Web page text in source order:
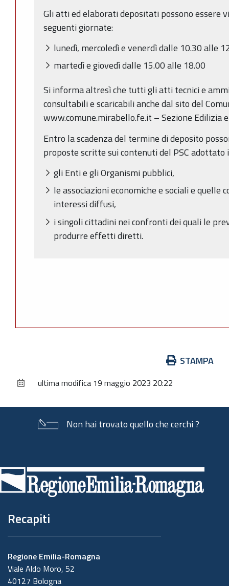
Gli atti ed elaborati depositati possono essere
seguenti giornate:
lunedì, mercoledì e venerdì dalle 10.30 alle
martedì e giovedì dalle 15.00 alle 18.00
Si informa altresì che tutti gli atti tecnici e
consultabili e scaricabili anche dal sito del
www.comune.mirabello.fe.it – Sezione Edilizia
Entro la scadenza del termine di deposito
proposte scritte sui contenuti del PSC adottato
gli Enti e gli Organismi pubblici,
le associazioni economiche e sociali e
interessi diffusi,
i singoli cittadini nei confronti dei quali le
produrre effetti diretti.
documento
STAMPA
ultima modifica 19 maggio 2023 20:22
Non hai trovato quello che cerchi ?
di
pagina
Recapiti
Regione Emilia-Romagna
Viale Aldo Moro, 52
40127 Bologna